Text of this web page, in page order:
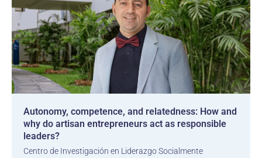
Autonomy, competence, and relatedness: How and
why do artisan entrepreneurs act as responsible
leaders?
Centro de Investigación en Liderazgo Socialmente